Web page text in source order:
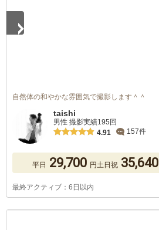
自然体の和やかな雰囲気で撮影します＾＾
taishi
男性 撮影実績195回
4.91
157件
平日 29,700 円土日祝 35,640
最終アクティブ：6日以内